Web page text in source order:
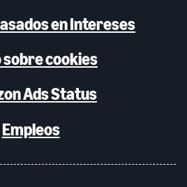
en Intereses
sobre cookies
Ads Status
Empleos